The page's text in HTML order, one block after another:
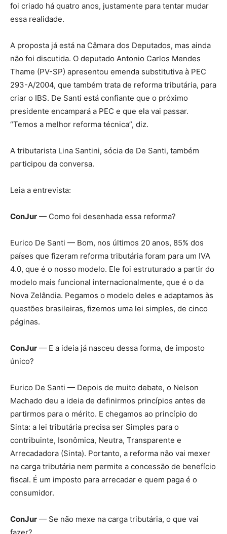
foi criado há quatro anos, justamente para tentar mudar
essa realidade.
A proposta já está na Câmara dos Deputados, mas ainda
não foi discutida. O deputado Antonio Carlos Mendes
Thame (PV-SP) apresentou emenda substitutiva à PEC
293-A/2004, que também trata de reforma tributária, para
criar o IBS. De Santi está confiante que o próximo
presidente encampará a PEC e que ela vai passar.
“Temos a melhor reforma técnica”, diz.
A tributarista Lina Santini, sócia de De Santi, também
participou da conversa.
Leia a entrevista:
ConJur — Como foi desenhada essa reforma?
Eurico De Santi — Bom, nos últimos 20 anos, 85% dos
países que fizeram reforma tributária foram para um IVA
4.0, que é o nosso modelo. Ele foi estruturado a partir do
modelo mais funcional internacionalmente, que é o da
Nova Zelândia. Pegamos o modelo deles e adaptamos às
questões brasileiras, fizemos uma lei simples, de cinco
páginas.
ConJur — E a ideia já nasceu dessa forma, de imposto
único?
Eurico De Santi — Depois de muito debate, o Nelson
Machado deu a ideia de definirmos princípios antes de
partirmos para o mérito. E chegamos ao princípio do
Sinta: a lei tributária precisa ser Simples para o
contribuinte, Isonômica, Neutra, Transparente e
Arrecadadora (Sinta). Portanto, a reforma não vai mexer
na carga tributária nem permite a concessão de benefício
fiscal. É um imposto para arrecadar e quem paga é o
consumidor.
ConJur — Se não mexe na carga tributária, o que vai